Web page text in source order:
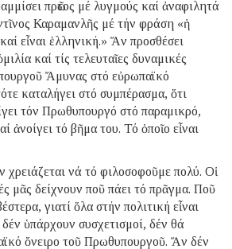
πρῶτος μέ λυγμούς καί ἀναφιλητά
Καραμανλῆς μέ τήν φράση «ἡ
εἶναι ἑλληνική.» Ἄν προσθέσει
καί τίς τελευταῖες δυναμικές
Ἄμυνας στό εὐρωπαϊκό
καταλήγει στό συμπέρασμα, ὅτι
τόν Πρωθυπουργό στό παραμικρό,
ἀνοίγει τό βῆμα του. Τό ὁποῖο εἶναι
νά τό φιλοσοφοῦμε πολύ. Οἱ
μᾶς δείχνουν ποῦ πάει τό πρᾶγμα. Ποῦ
γιατί ὅλα στήν πολιτική εἶναι
ὑπάρχουν συσχετισμοί, δέν θά
ὄνειρο τοῦ Πρωθυπουργοῦ. Ἄν δέν